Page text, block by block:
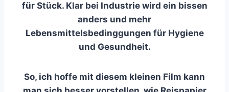
für Stück. Klar bei Industrie wird ein bissen
anders und mehr
Lebensmittelsbedinggungen für Hygiene
und Gesundheit.
So, ich hoffe mit diesem kleinen Film kann